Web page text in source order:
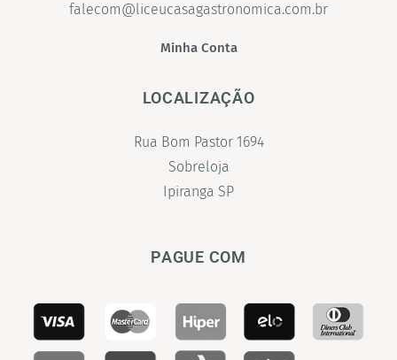
falecom@liceucasagastronomica.com.br
Minha Conta
LOCALIZAÇÃO
Rua Bom Pastor 1694
Sobreloja
Ipiranga SP
PAGUE COM